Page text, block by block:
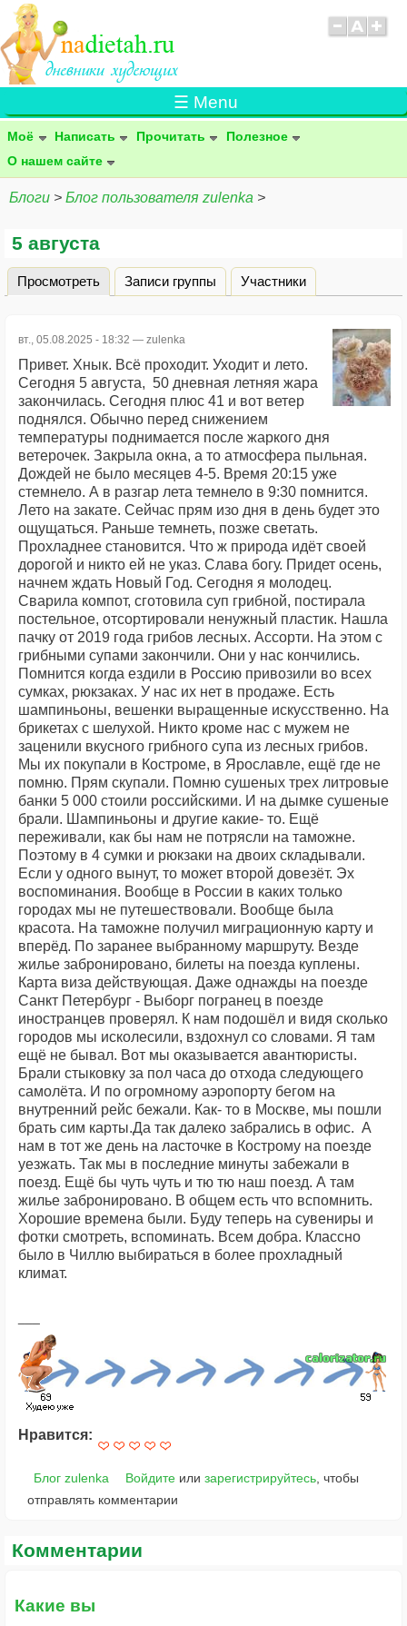
☰ Menu
Моё Написать Прочитать
Полезное
О нашем сайте
Блоги > Блог пользователя zulenka >
5 августа
Главные вкладки
Просмотреть (активная вкладка)
Записи группы Участники
вт., 05.08.2025 - 18:32 — zulenka
Привет. Хнык. Всё проходит. Уходит и лето.
Сегодня 5 августа, 50 дневная летняя жара
закончилась. Сегодня плюс 41 и вот ветер
поднялся. Обычно перед снижением
температуры поднимается после жаркого дня
ветерочек. Закрыла окна, а то атмосфера пыльная.
Дождей не было месяцев 4-5. Время 20:15 уже
стемнело. А в разгар лета темнело в 9:30 помнится.
Лето на закате. Сейчас прям изо дня в день будет это
ощущаться. Раньше темнеть, позже светать.
Прохладнее становится. Что ж природа идёт своей
дорогой и никто ей не указ. Слава богу. Придет осень,
начнем ждать Новый Год. Сегодня я молодец.
Сварила компот, сготовила суп грибной, постирала
постельное, отсортировали ненужный пластик. Нашла
пачку от 2019 года грибов лесных. Ассорти. На этом с
грибными супами закончили. Они у нас кончились.
Помнится когда ездили в Россию привозили во всех
сумках, рюкзаках. У нас их нет в продаже. Есть
шампиньоны, вешенки выращенные искусственно. На
брикетах с шелухой. Никто кроме нас с мужем не
заценили вкусного грибного супа из лесных грибов.
Мы их покупали в Костроме, в Ярославле, ещё где не
помню. Прям скупали. Помню сушеных трех литровые
банки 5 000 стоили российскими. И на дымке сушеные
брали. Шампиньоны и другие какие- то. Ещё
переживали, как бы нам не потрясли на таможне.
Поэтому в 4 сумки и рюкзаки на двоих складывали.
Если у одного вынут, то может второй довезёт. Эх
воспоминания. Вообще в России в каких только
городах мы не путешествовали. Вообще была
красота. На таможне получил миграционную карту и
вперёд. По заранее выбранному маршруту. Везде
жилье забронировано, билеты на поезда куплены.
Карта виза действующая. Даже однажды на поезде
Санкт Петербург - Выборг погранец в поезде
иностранцев проверял. К нам подошёл и видя сколько
городов мы исколесили, вздохнул со словами. Я там
ещё не бывал. Вот мы оказывается авантюристы.
Брали стыковку за пол часа до отхода следующего
самолёта. И по огромному аэропорту бегом на
внутренний рейс бежали. Как- то в Москве, мы пошли
брать сим карты.Да так далеко забрались в офис. А
нам в тот же день на ласточке в Кострому на поезде
уезжать. Так мы в последние минуты забежали в
поезд. Ещё бы чуть чуть и тю тю наш поезд. А там
жилье забронировано. В общем есть что вспомнить.
Хорошие времена были. Буду теперь на сувениры и
фотки смотреть, вспоминать. Всем добра. Классно
было в Чиллю выбираться в более прохладный
климат.
Нравится:
Блог zulenka Войдитеили зарегистрируйтесь, чтобы
отправлять комментарии
Комментарии
Какие вы